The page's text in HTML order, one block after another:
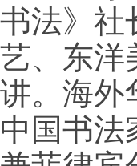
书法》社
艺、东洋
讲。海外
中国书法